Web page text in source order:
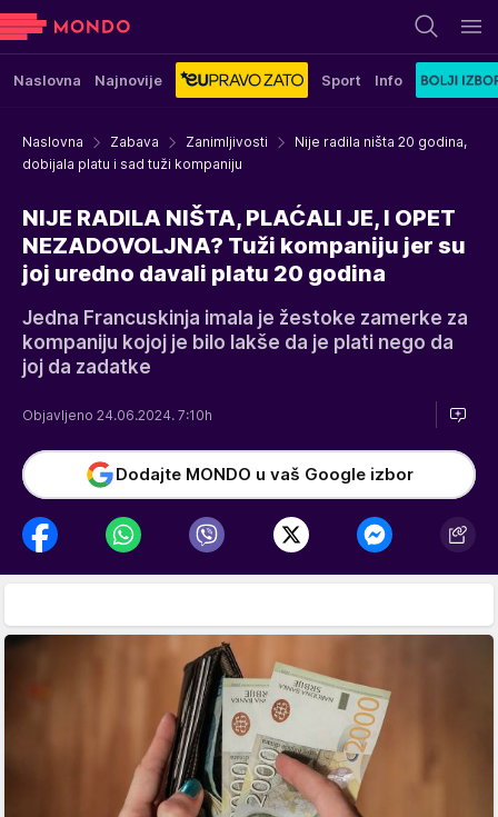
Naslovna Najnovije Sport Info
Naslovna Zabava Zanimljivosti
Nije radila ništa 20 godina,
dobijala platu i sad tuži kompaniju
NIJE RADILA NIŠTA, PLAĆALI JE, I OPET
NEZADOVOLJNA? Tuži kompaniju jer su
joj uredno davali platu 20 godina
Jedna Francuskinja imala je žestoke zamerke za
kompaniju kojoj je bilo lakše da je plati nego da
joj da zadatke
Objavljeno 24.06.2024. 7:10h
Dodajte MONDO u vaš Google izbor